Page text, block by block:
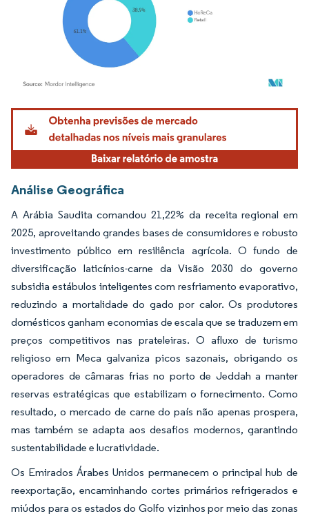
Imagem © Mordor Intelligence. O reuso requer atribuição conforme CC BY 4.0.
Análise Geográfica
A Arábia Saudita comandou 21,22% da receita regional em
2025, aproveitando grandes bases de consumidores e robusto
investimento público em resiliência agrícola. O fundo de
diversificação laticínios-carne da Visão 2030 do governo
subsidia estábulos inteligentes com resfriamento evaporativo,
reduzindo a mortalidade do gado por calor. Os produtores
domésticos ganham economias de escala que se traduzem em
preços competitivos nas prateleiras. O afluxo de turismo
religioso em Meca galvaniza picos sazonais, obrigando os
operadores de câmaras frias no porto de Jeddah a manter
reservas estratégicas que estabilizam o fornecimento. Como
resultado, o mercado de carne do país não apenas prospera,
mas também se adapta aos desafios modernos, garantindo
sustentabilidade e lucratividade.
Os Emirados Árabes Unidos permanecem o principal hub de
reexportação, encaminhando cortes primários refrigerados e
miúdos para os estados do Golfo vizinhos por meio das zonas